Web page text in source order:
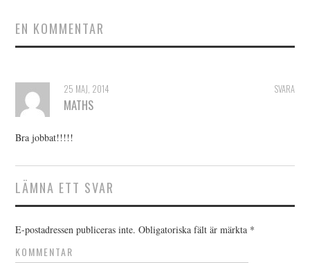
EN KOMMENTAR
SVARA
25 MAJ, 2014
MATHS
Bra jobbat!!!!!
LÄMNA ETT SVAR
E-postadressen publiceras inte. Obligatoriska fält är märkta *
KOMMENTAR